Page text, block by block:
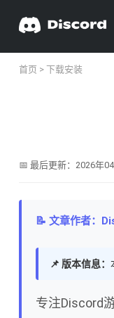
首页 > 下载安装
📅 最后更新：2026年
📝 文章作者：
📌 版本信息：
专注Discord